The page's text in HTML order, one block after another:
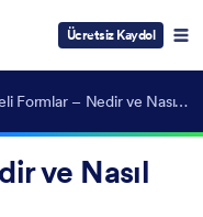
Ücretsiz Kaydol
Şifreli Formlar – Nedir ve Nasıl Kullanılır
ve Nasıl